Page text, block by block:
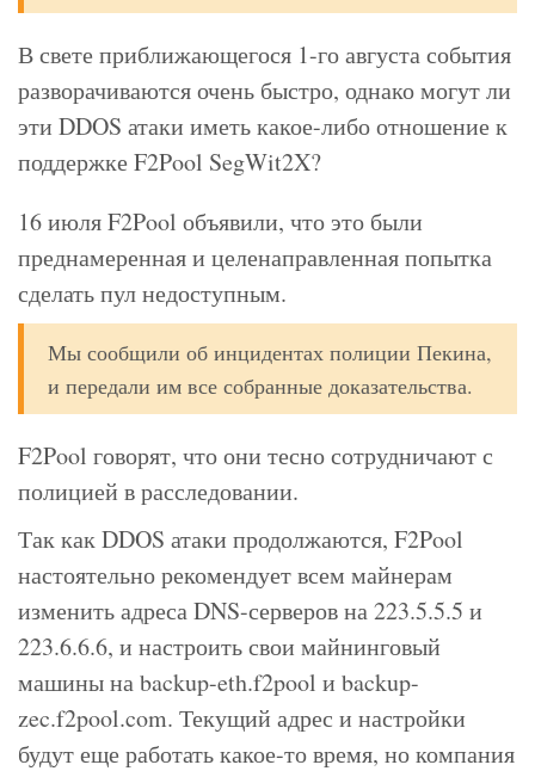
В свете приближающегося 1-го августа события
разворачиваются очень быстро, однако могут ли
эти DDOS атаки иметь какое-либо отношение к
поддержке F2Pool SegWit2X?
16 июля F2Pool объявили, что это были
преднамеренная и целенаправленная попытка
сделать пул недоступным.
Мы сообщили об инцидентах полиции Пекина,
и передали им все собранные доказательства.
F2Pool говорят, что они тесно сотрудничают с
полицией в расследовании.
Так как DDOS атаки продолжаются, F2Pool
настоятельно рекомендует всем майнерам
изменить адреса DNS-серверов на 223.5.5.5 и
223.6.6.6, и настроить свои майнинговый
машины на backup-eth.f2pool и backup-
zec.f2pool.com. Текущий адрес и настройки
будут еще работать какое-то время, но компания